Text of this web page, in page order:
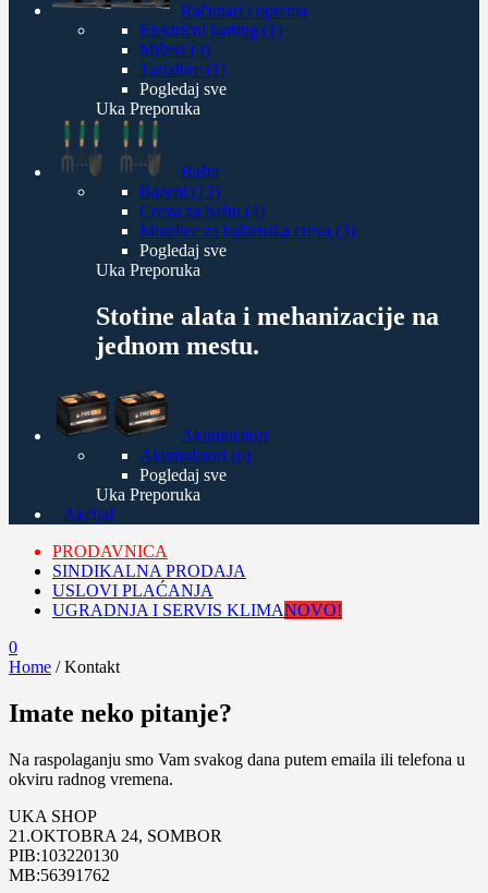
Računari i oprema
Elektricni karting (1)
Miševi (3)
Tastature (1)
Pogledaj sve
Uka Preporuka
Bašta
Bazeni (12)
Creva za baštu (4)
Motalice za baštenska creva (3)
Pogledaj sve
Uka Preporuka
Stotine alata i mehanizacije na
jednom mestu.
Akumulatori
Akumulatori (6)
Pogledaj sve
Uka Preporuka
Akcija!
PRODAVNICA
SINDIKALNA PRODAJA
USLOVI PLAĆANJA
UGRADNJA I SERVIS KLIMANOVO!
0
Home / Kontakt
Imate neko pitanje?
Na raspolaganju smo Vam svakog dana putem emaila ili telefona u
okviru radnog vremena.
UKA SHOP
21.OKTOBRA 24, SOMBOR
PIB:103220130
MB:56391762